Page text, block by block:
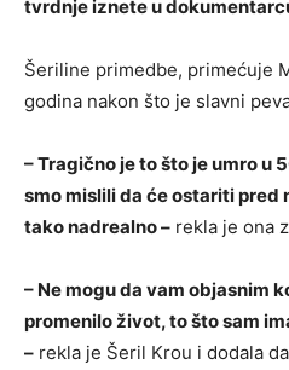
tvrdnje iznete u
Šeriline primedbe, primećuje
godina nakon što je slavni
– Tragično je to što je umro u
smo mislili da će ostariti pred
tako nadrealno – rekla je ona
– Ne mogu da vam objasnim
promenilo život, to što sam
– rekla je Šeril Krou i dodala